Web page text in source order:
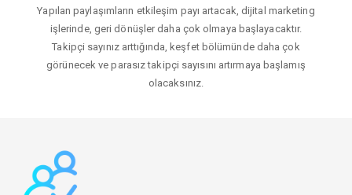
Yapılan paylaşımların etkileşim payı artacak, dijital marketing
işlerinde, geri dönüşler daha çok olmaya başlayacaktır.
Takipçi sayınız arttığında, keşfet bölümünde daha çok
görünecek ve parasız takipçi sayısını artırmaya başlamış
olacaksınız.